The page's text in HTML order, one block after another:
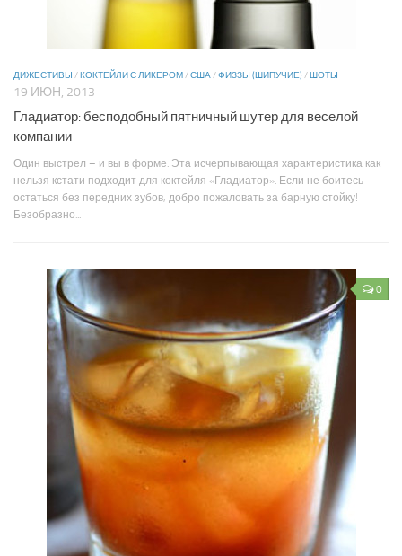
ДИЖЕСТИВЫ /КОКТЕЙЛИ С ЛИКЕРОМ/США/ФИЗЗЫ (ШИПУЧИЕ) /ШОТЫ
19 ИЮН, 2013
Гладиатор: бесподобный пятничный шутер для веселой
компании
Один выстрел – и вы в форме. Эта исчерпывающая характеристика как
нельзя кстати подходит для коктейля «Гладиатор». Если не боитесь
остаться без передних зубов, добро пожаловать за барную стойку!
Безобразно...
0